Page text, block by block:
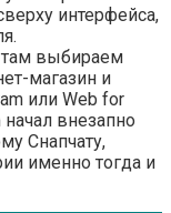
интерфейса,
там выбираем
магазин и
или Web for
внезапно
Снапчату,
именно тогда и